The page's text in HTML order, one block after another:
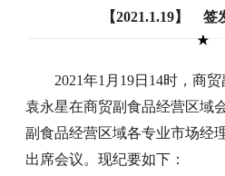
【2021.1.19】 签
2021年1月19日14时，商
袁永星在商贸副食品经营区域
副食品经营区域各专业市场经
出席会议。现纪要如下：